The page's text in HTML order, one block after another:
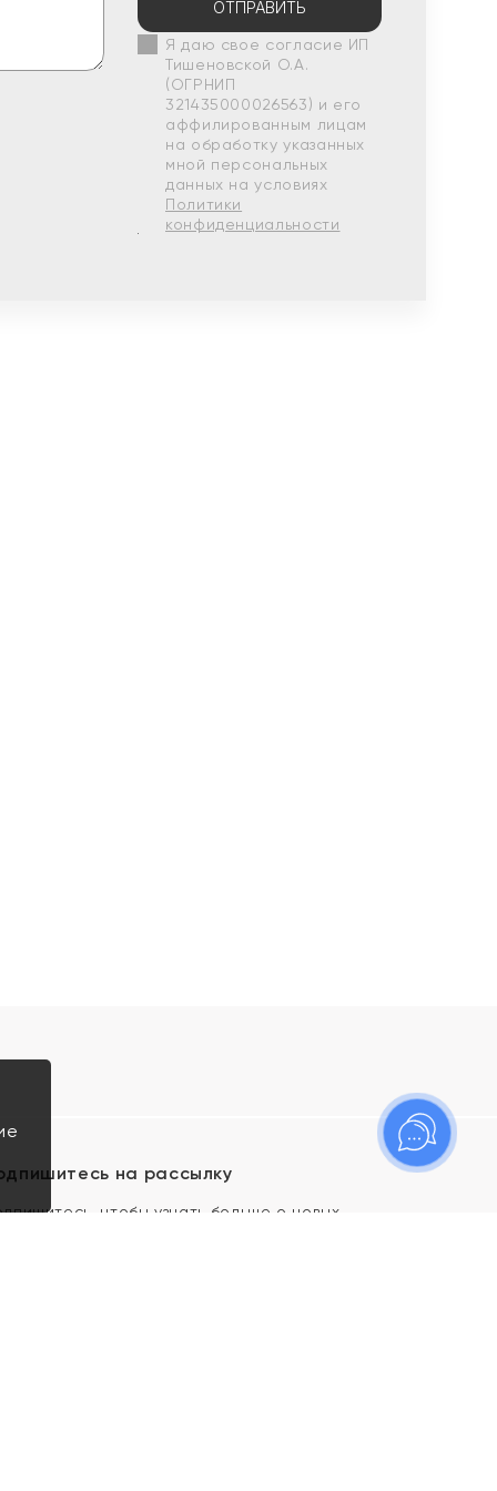
ОТПРАВИТЬ
Я даю свое согласие ИП
Тишеновской О.А.
(ОГРНИП
321435000026563) и его
аффилированным лицам
на обработку указанных
мной персональных
данных на условиях
Политики
конфиденциальности
на рассылку
чтобы узнать больше о новых